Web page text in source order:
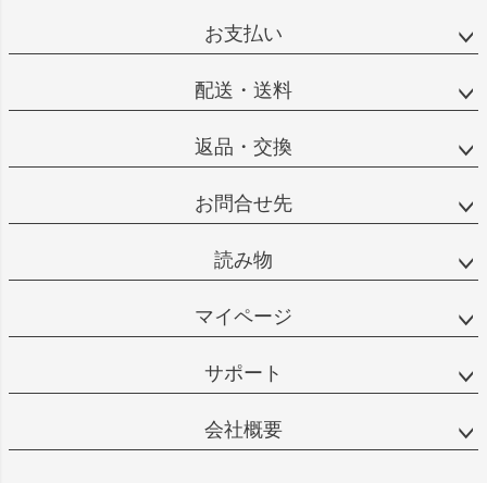
お支払い
配送・送料
返品・交換
お問合せ先
読み物
マイページ
サポート
会社概要